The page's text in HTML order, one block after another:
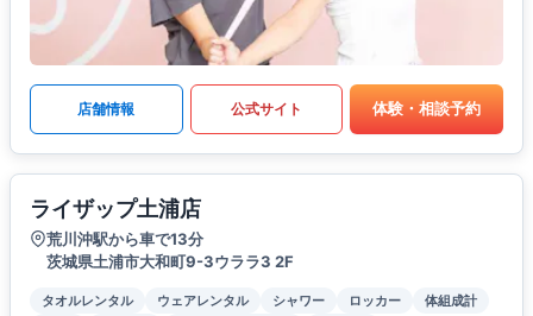
店舗情報 公式サイト 体験・相談予約
ライザップ土浦店
荒川沖駅から車で13分
茨城県土浦市大和町9-3ウララ3 2F
タオルレンタル ウェアレンタル シャワー ロッカー
体組成計